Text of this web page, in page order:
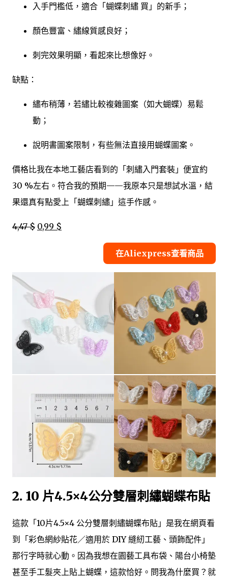
入手門檻低，適合「蝴蝶刺繡 買」的新手；
顏色豐富、繡線質感良好；
刺完效果明顯，看起來比想像好。
缺點：
繡布稍薄，若繡比較複雜圖案（如大蝴蝶）易鬆
動；
說明書圖案限制，有些無法直接用蝴蝶圖案。
價格比我在本地工藝店看到的「刺繡入門套裝」便宜約
30 %左右。符合我的預期——我原本只是想試水溫，結
果還真有點愛上「蝴蝶刺繡」這手作感。
4,47 $ 0,99 $
在Aliexpress查看商品
2. 10 片4.5×4公分雙層刺繡蝴蝶布貼
這款「10片4.5×4 公分雙層刺繡蝴蝶布貼」是我在網頁看
到「彩色網紗貼花／適用於 DIY 縫紉工藝、頭飾配件」
那行字時就心動。因為我想在園藝工具布袋、陽台小椅墊
甚至手工髮夾上貼上蝴蝶，這款恰好。問我為什麼買？就